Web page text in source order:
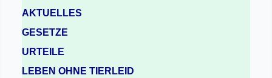
AKTUELLES
GESETZE
URTEILE
LEBEN OHNE TIERLEID